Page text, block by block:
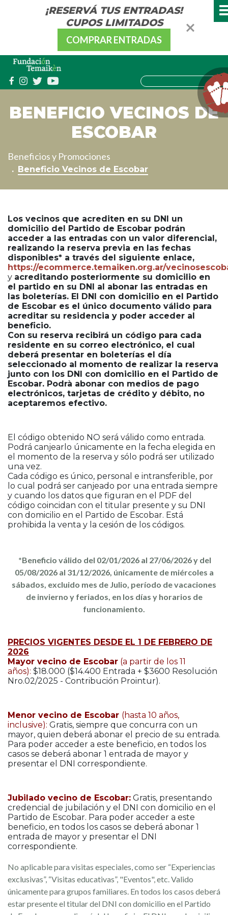
¡RESERVÁ TUS ENTRADAS!
CUPOS LIMITADOS
COMPRAR ENTRADAS
BENEFICIO VECINOS DE
ESCOBAR
Beneficios y Promociones
Beneficio Vecinos de Escobar
Los vecinos que acrediten en su DNI un
domicilio del Partido de Escobar podrán
acceder a las entradas con un valor diferencial,
realizando la reserva previa en las fechas
disponibles* a través del siguiente enlace,
https://ecommerce.temaiken.org.ar/
y acreditando posteriormente su domicilio en
el partido en su DNI al abonar las entradas en
las boleterías. El DNI con domicilio en el Partido
de Escobar es el único documento válido para
acreditar su residencia y poder acceder al
beneficio.
Con su reserva recibirá un código para cada
residente en su correo electrónico, el cual
deberá presentar en boleterías el día
seleccionado al momento de realizar la reserva
junto con los DNI con domicilio en el Partido de
Escobar. Podrà abonar con medios de pago
electrónicos, tarjetas de crédito y débito, no
aceptaremos efectivo.
El código obtenido NO será válido como entrada.
Podrá canjearlo únicamente en la fecha elegida en
el momento de la reserva y sólo podrá ser utilizado
una vez.
Cada código es único, personal e intransferible, por
lo cual podrá ser canjeado por una entrada siempre
y cuando los datos que figuran en el PDF del
código coincidan con el titular presente y su DNI
con domicilio en el Partido de Escobar. Está
prohibida la venta y la cesión de los códigos.
*Beneficio válido del 02/01/2026 al 27/06/2026 y del
05/08/2026 al 31/12/2026, únicamente de miércoles a
sábados, excluido mes de Julio, período de vacaciones
de invierno y feriados, en los días y horarios de
funcionamiento.
PRECIOS VIGENTES DESDE EL 1 DE FEBRERO DE
2026
Mayor vecino de Escobar (a partir de los 11
años): $18.000 ($14.400 Entrada + $3600 Resolución
Nro.02/2025 - Contribución Prointur).
Menor vecino de Escobar (hasta 10 años,
inclusive): Gratis, siempre que concurra con un
mayor, quien deberá abonar el precio de su entrada.
Para poder acceder a este beneficio, en todos los
casos se deberá abonar 1 entrada de mayor y
presentar el DNI correspondiente.
Jubilado vecino de Escobar: Gratis, presentando
credencial de jubilación y el DNI con domicilio en el
Partido de Escobar. Para poder acceder a este
beneficio, en todos los casos se deberá abonar 1
entrada de mayor y presentar el DNI
correspondiente.
No aplicable para visitas especiales, como ser “Experiencias
exclusivas”, “Visitas educativas”, "Eventos", etc. Valido
únicamente para grupos familiares. En todos los casos deberá
estar presente el titular del DNI con domicilio en el Partido